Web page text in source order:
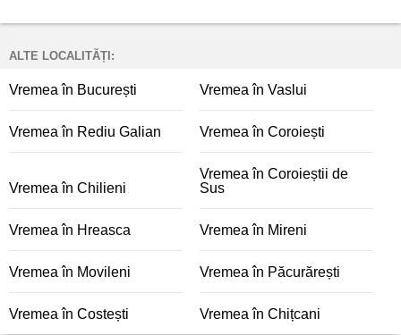
ALTE LOCALITĂȚI:
Vremea în București Vremea în Vaslui
Vremea în Rediu Galian Vremea în Coroiești
Vremea în Chilieni
Vremea în Coroieștii de
Sus
Vremea în Hreasca Vremea în Mireni
Vremea în Movileni Vremea în Păcurărești
Vremea în Costești Vremea în Chițcani